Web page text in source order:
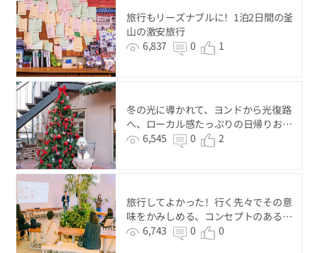
旅行もリーズナブルに！1泊2日間の釜
山の激安旅行
6,837
0 1
冬の光に導かれて、ヨンドから光復路
へ、ローカル感たっぷりの日帰りおす
すめコース
6,545 0 2
旅行してよかった！行く先々でその意
味をかみしめる、コンセプトのある1
泊2日の旅
6,743 0 0